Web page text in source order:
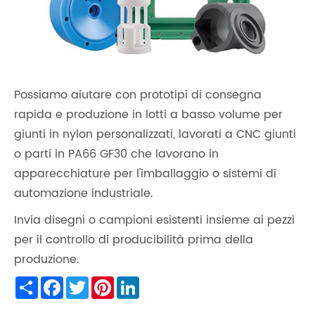
Possiamo aiutare con prototipi di consegna
rapida e produzione in lotti a basso volume per
giunti in nylon personalizzati, lavorati a CNC giunti
o parti in PA66 GF30 che lavorano in
apparecchiature per l'imballaggio o sistemi di
automazione industriale.
Invia disegni o campioni esistenti insieme ai pezzi
per il controllo di producibilità prima della
produzione.
ShareFacebookTwitterPinterest